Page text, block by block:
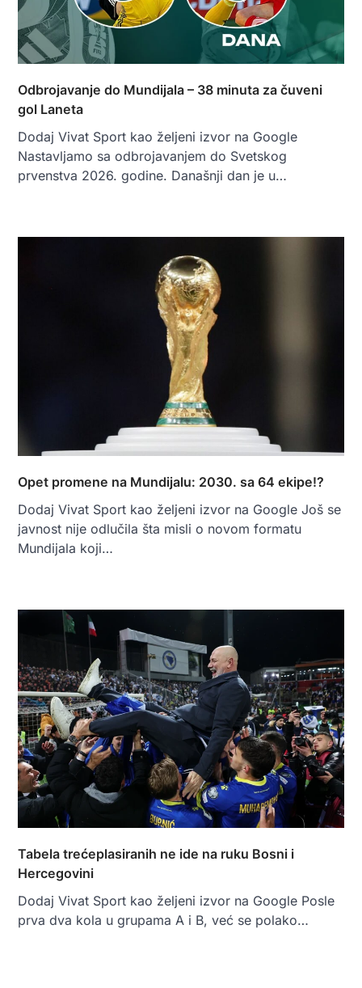
Odbrojavanje do Mundijala – 38 minuta za čuveni
gol Laneta
Dodaj Vivat Sport kao željeni izvor na Google
Nastavljamo sa odbrojavanjem do Svetskog
prvenstva 2026. godine. Današnji dan je u…
Opet promene na Mundijalu: 2030. sa 64 ekipe!?
Dodaj Vivat Sport kao željeni izvor na Google Još se
javnost nije odlučila šta misli o novom formatu
Mundijala koji…
Tabela trećeplasiranih ne ide na ruku Bosni i
Hercegovini
Dodaj Vivat Sport kao željeni izvor na Google Posle
prva dva kola u grupama A i B, već se polako…